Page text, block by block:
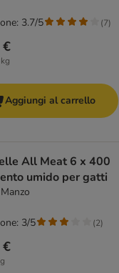
€
3.7/5 (7)
Aggiungi al carrello
All Meat 6 x 400
umido per gatti
€
3/5 (2)